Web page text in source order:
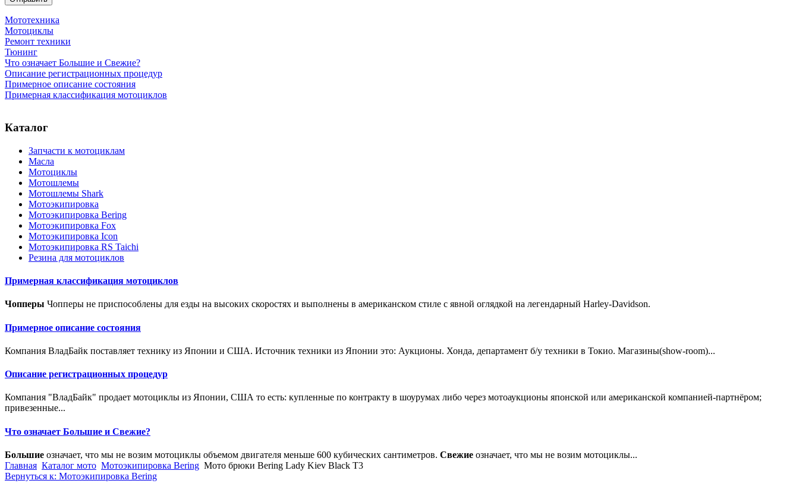
Мототехника
Мотоциклы
Ремонт техники
Тюнинг
Что означает Большие и Свежие?
Описание регистрационных процедур
Примерное описание состояния
Примерная классификация мотоциклов
Каталог
Запчасти к мотоциклам
Масла
Мотоциклы
Мотошлемы
Мотошлемы Shark
Мотоэкипировка
Мотоэкипировка Bering
Мотоэкипировка Fox
Мотоэкипировка Icon
Мотоэкипировка RS Taichi
Резина для мотоциклов
Примерная классификация мотоциклов
Чопперы Чопперы не приспособлены для езды на высоких скоростях и выполнены в американском стиле с явной оглядкой на легендарный Harley-Davidson.
Примерное описание состояния
Компания ВладБайк поставляет технику из Японии и США. Источник техники из Японии это: Аукционы. Хонда, департамент б/у техники в Токио. Магазины(show-room)...
Описание регистрационных процедур
Компания "ВладБайк" продает мотоциклы из Японии, США то есть: купленные по контракту в шоурумах либо через мотоаукционы японской или американской компанией-партнёром;
привезенные...
Что означает Большие и Свежие?
Большие означает, что мы не возим мотоциклы объемом двигателя меньше 600 кубических сантиметров. Свежие означает, что мы не возим мотоциклы...
Главная Каталог мото Мотоэкипировка Bering Мото брюки Bering Lady Kiev Black T3
Вернуться к: Мотоэкипировка Bering